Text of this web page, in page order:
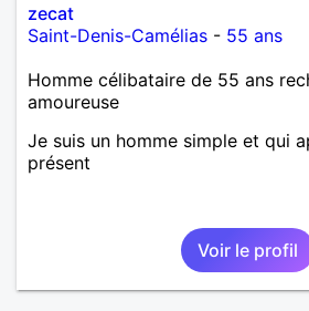
zecat
Saint-Denis-Camélias - 55 ans
Homme célibataire de 55 ans
amoureuse
Je suis un homme simple et qui
présent
Voir le profil